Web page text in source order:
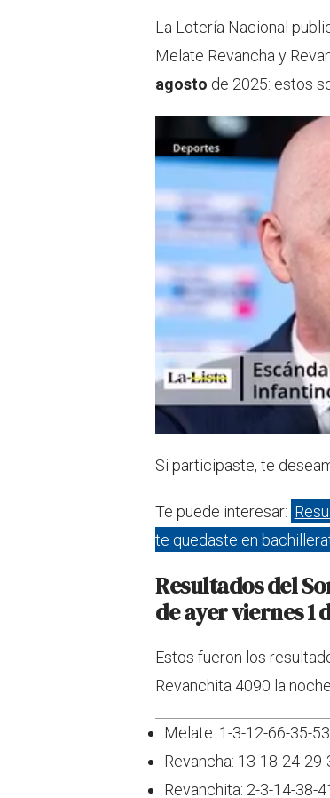
s
p
p
La Lotería Nacional
Melate Revancha y
agosto de 2025: estos
Si participaste, te
Te puede interesar:
te quedaste en
Resultados del
de ayerviernes 1
Estos fueron los
Revanchita 4090 la
Melate: 1-3-12-66-35-
Revancha: 13-18-24-
Revanchita: 2-3-14-38-